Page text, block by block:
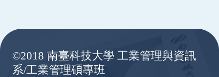
©2018 南臺科技大學 工業管理與資訊
系/工業管理碩專班